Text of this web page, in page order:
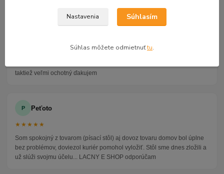
taktiež veľmi ochotný ďakujem
P Peťoto
★★★★★
Som spokojný z tovarom (písací stôl) aj dovoz tovaru domov bol úplne
bez problémov, doviezol kuriér pomohol vyložiť. Stôl sme dnes zložili a
už slúži svojmu účelu... LACNY E SHOP odporúčam
Nastavenia Súhlasím
Súhlas môžete odmietnuťtu.